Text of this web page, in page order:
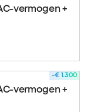
vermogen +
vermogen +
-€ 1.300